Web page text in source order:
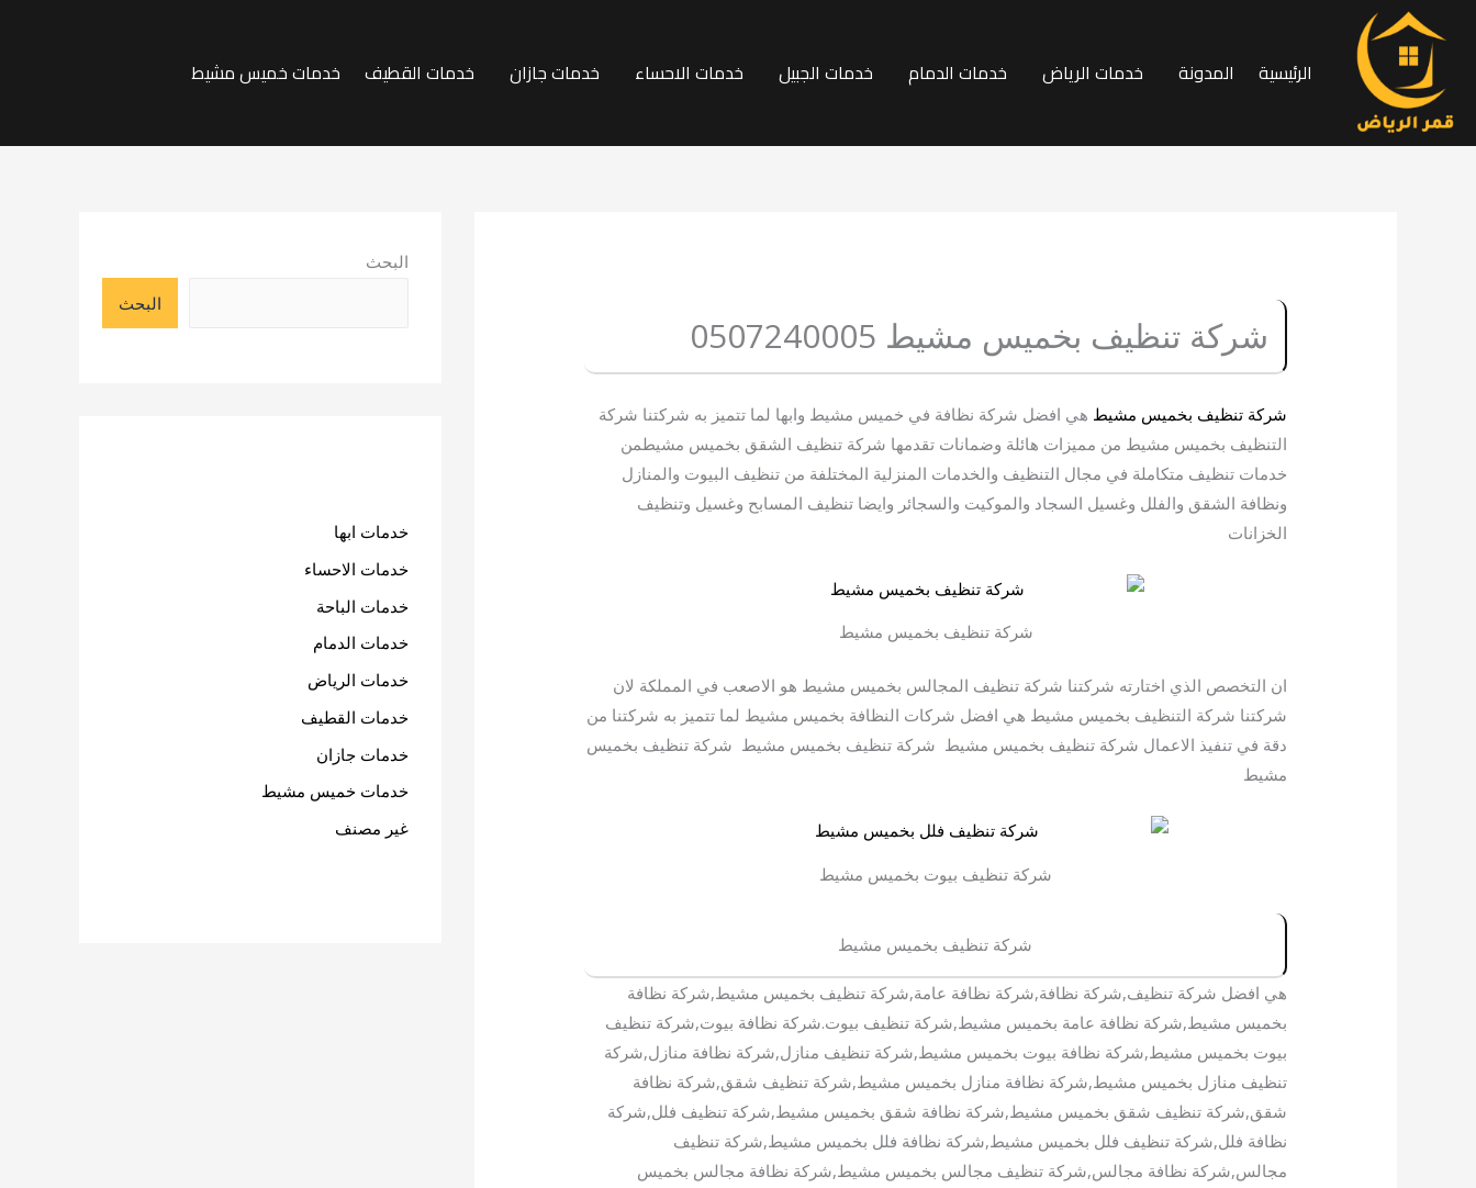
المحتوى
الرئيسية المدونة خدمات الرياض خدمات الدمام خدمات الجبيل خدمات الاحساء خدمات جازان خدمات القطيف خدمات خميس مشيط
شركة تنظيف بخميس مشيط 0507240005
شركة تنظيف بخميس مشيط هي افضل شركة نظافة في خميس مشيط وابها لما تتميز به شركتنا شركة
التنظيف بخميس مشيط من مميزات هائلة وضمانات تقدمها شركة تنظيف الشقق بخميس مشيطمن
خدمات تنظيف متكاملة في مجال التنظيف والخدمات المنزلية المختلفة من تنظيف البيوت والمنازل
ونظافة الشقق والفلل وغسيل السجاد والموكيت والسجائر وايضا تنظيف المسابح وغسيل وتنظيف
الخزانات
شركة تنظيف بخميس مشيط
ان التخصص الذي اختارته شركتنا شركة تنظيف المجالس بخميس مشيط هو الاصعب في المملكة لان
شركتنا شركة التنظيف بخميس مشيط هي افضل شركات النظافة بخميس مشيط لما تتميز به شركتنا من
دقة في تنفيذ الاعمال شركة تنظيف بخميس مشيط شركة تنظيف بخميس مشيط شركة تنظيف بخميس
مشيط
شركة تنظيف بيوت بخميس مشيط
شركة تنظيف بخميس مشيط
هي افضل شركة تنظيف,شركة نظافة,شركة نظافة عامة,شركة تنظيف بخميس مشيط,شركة نظافة
بخميس مشيط,شركة نظافة عامة بخميس مشيط,شركة تنظيف بيوت.شركة نظافة بيوت,شركة تنظيف
بيوت بخميس مشيط,شركة نظافة بيوت بخميس مشيط,شركة تنظيف منازل,شركة نظافة منازل,شركة
تنظيف منازل بخميس مشيط,شركة نظافة منازل بخميس مشيط,شركة تنظيف شقق,شركة نظافة
شقق,شركة تنظيف شقق بخميس مشيط,شركة نظافة شقق بخميس مشيط,شركة تنظيف فلل,شركة
نظافة فلل,شركة تنظيف فلل بخميس مشيط,شركة نظافة فلل بخميس مشيط,شركة تنظيف
مجالس,شركة نظافة مجالس,شركة تنظيف مجالس بخميس مشيط,شركة نظافة مجالس بخميس
البحث
البحث
خدمات ابها
خدمات الاحساء
خدمات الباحة
خدمات الدمام
خدمات الرياض
خدمات القطيف
خدمات جازان
خدمات خميس مشيط
غير مصنف